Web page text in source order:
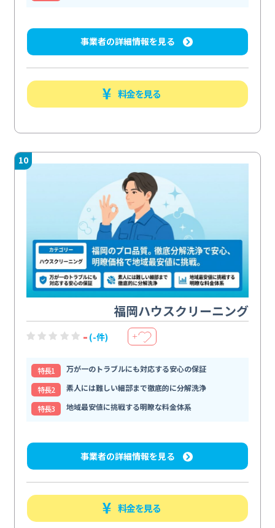
事業者の詳細情報を見る
料金を見る
10
福岡ハウスクリーニング
- (-件) ＋
特⻑1
万が一のトラブルにも対応する安心の保証
特⻑2
素人には難しい細部まで徹底的に分解洗浄
特⻑3
地域最安値に挑戦する明瞭な料金体系
事業者の詳細情報を見る
料金を見る